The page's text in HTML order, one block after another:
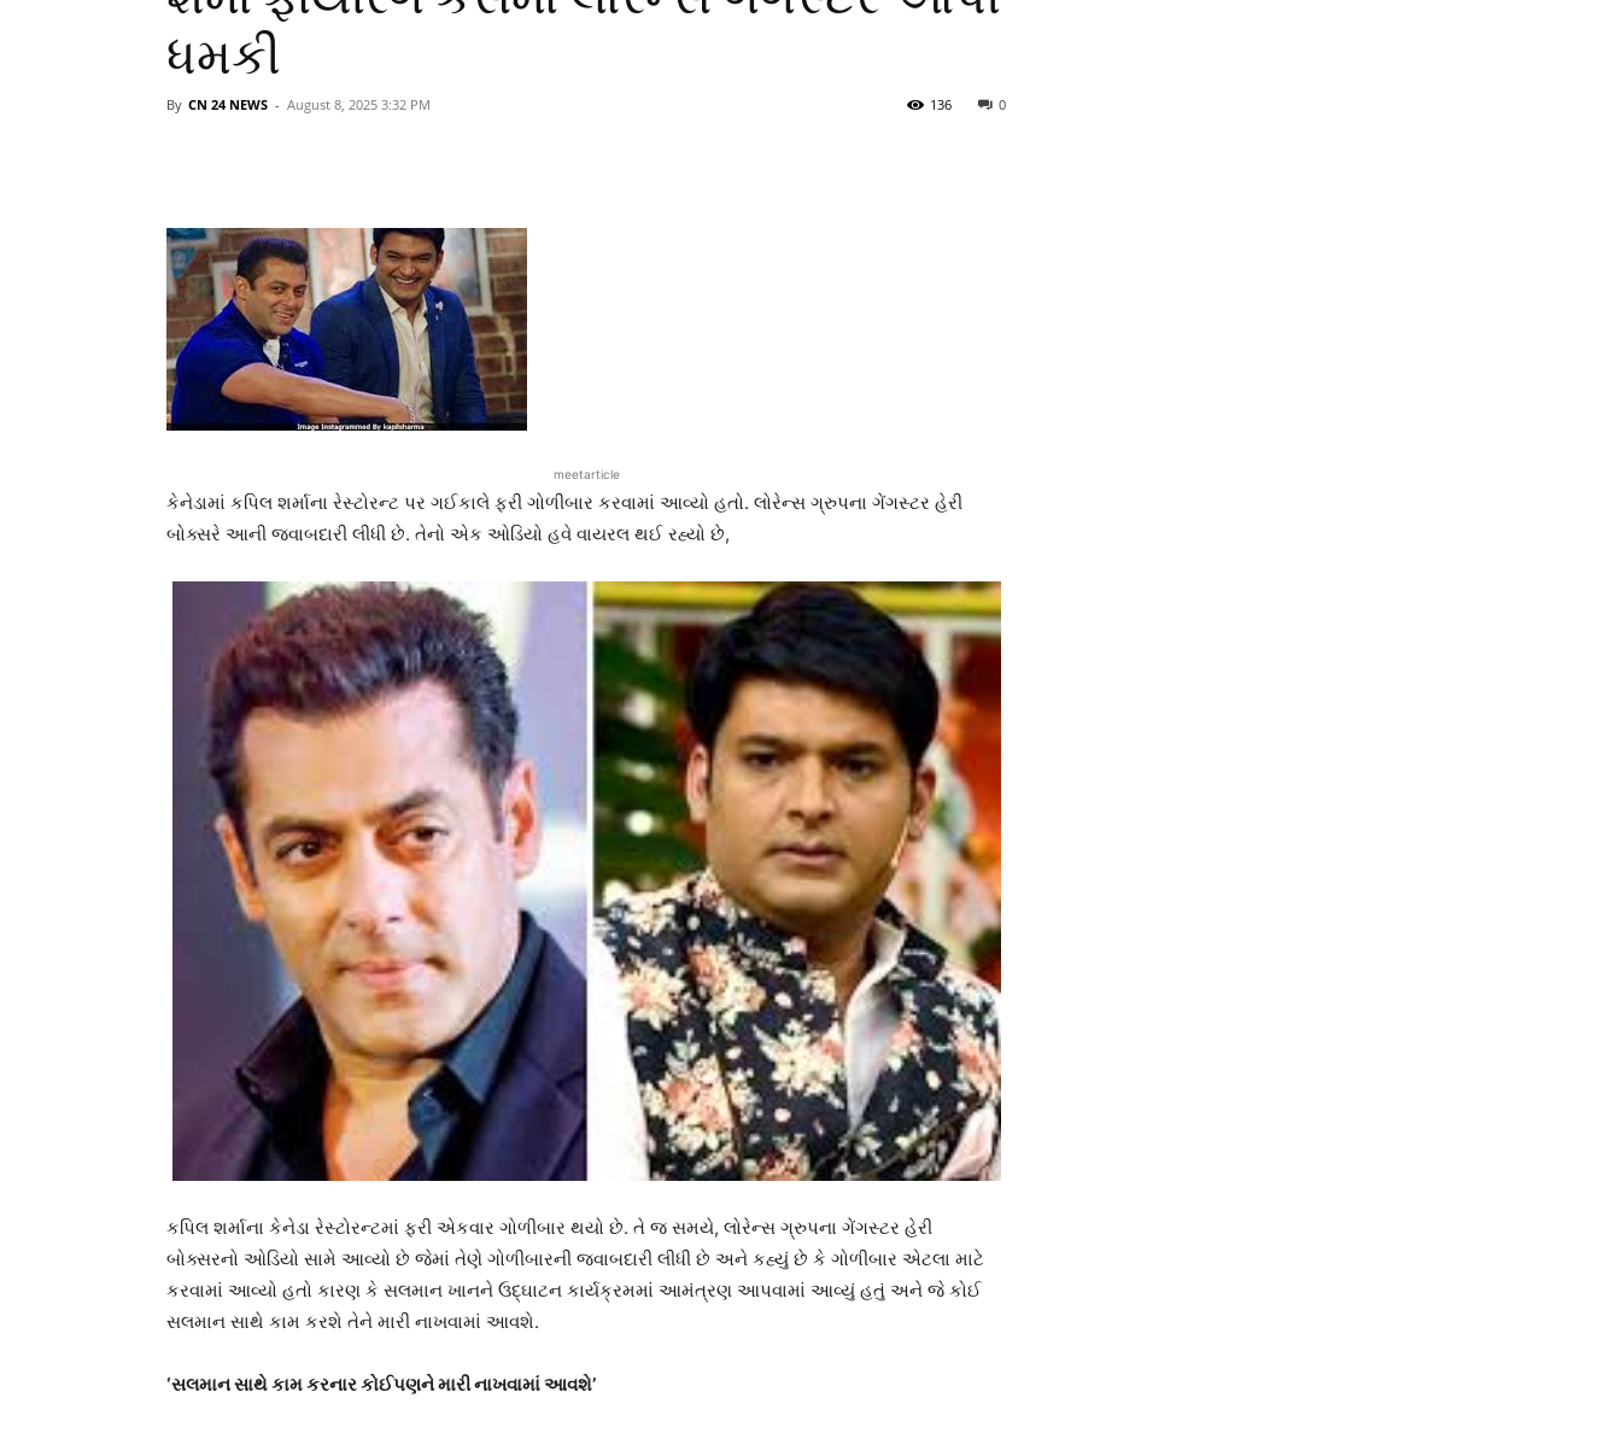
ધમકી
By CN 24 NEWS - August 8, 2025 3:32 PM 0
136
meetarticle
કેનેડામાં કપિલ શર્માના રેસ્ટોરન્ટ પર ગઈકાલે ફરી ગોળીબાર કરવામાં આવ્યો હતો. લોરેન્સ ગ્રુપના ગેંગસ્ટર હેરી
બોક્સરે આની જવાબદારી લીધી છે. તેનો એક ઓડિયો હવે વાયરલ થઈ રહ્યો છે,
કપિલ શર્માના કેનેડા રેસ્ટોરન્ટમાં ફરી એકવાર ગોળીબાર થયો છે. તે જ સમયે, લોરેન્સ ગ્રુપના ગેંગસ્ટર હેરી
બોક્સરનો ઓડિયો સામે આવ્યો છે જેમાં તેણે ગોળીબારની જવાબદારી લીધી છે અને કહ્યું છે કે ગોળીબાર એટલા માટે
કરવામાં આવ્યો હતો કારણ કે સલમાન ખાનને ઉદ્ઘાટન કાર્યક્રમમાં આમંત્રણ આપવામાં આવ્યું હતું અને જે કોઈ
સલમાન સાથે કામ કરશે તેને મારી નાખવામાં આવશે.
‘સલમાન સાથે કામ કરનાર કોઈપણને મારી નાખવામાં આવશે’